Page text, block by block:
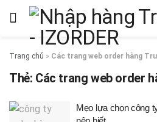
Trang chủ » Các trang web order hàng
Thẻ: Các trang web order
Mẹo lựa chọn công